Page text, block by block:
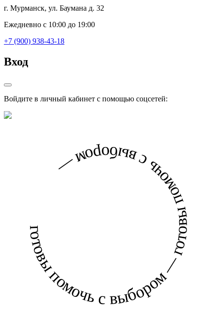
г. Мурманск, ул. Баумана д. 32
Ежедневно с 10:00 до 19:00
+7 (900) 938-43-18
Вход
Войдите в личный кабинет с помощью соцсетей:
готовы помочь с выбором — готовы помочь с выбором —